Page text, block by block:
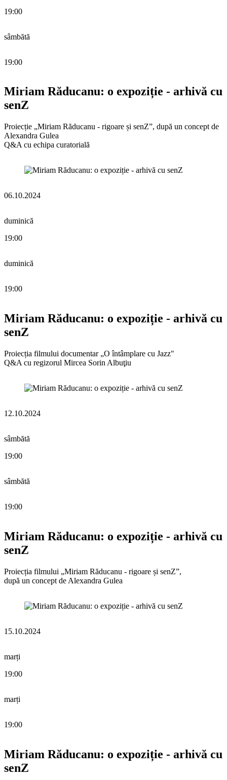
19:00
sâmbătă
19:00
Miriam Răducanu: o expoziție - arhivă cu
senZ
Proiecție „Miriam Răducanu - rigoare și senZ”, după un concept de
Alexandra Gulea
Q&A cu echipa curatorială
06.10.2024
duminică
19:00
duminică
19:00
Miriam Răducanu: o expoziție - arhivă cu
senZ
Proiecția filmului documentar „O întâmplare cu Jazz"
Q&A cu regizorul Mircea Sorin Albuţiu
12.10.2024
sâmbătă
19:00
sâmbătă
19:00
Miriam Răducanu: o expoziție - arhivă cu
senZ
Proiecția filmului „Miriam Răducanu - rigoare și senZ”,
după un concept de Alexandra Gulea
15.10.2024
marți
19:00
marți
19:00
Miriam Răducanu: o expoziție - arhivă cu
senZ